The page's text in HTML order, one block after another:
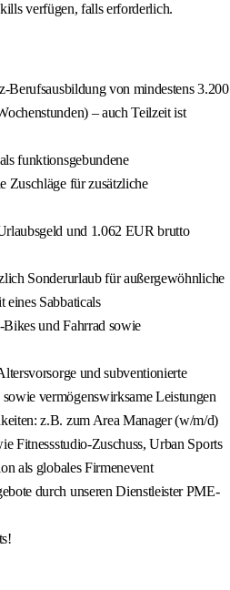
verfügen, falls erforderlich.
Berufsausbildung von mindestens 3.200
– auch Teilzeit ist
funktionsgebundene
Zuschläge für zusätzliche
und 1.062 EUR brutto
Sonderurlaub für außergewöhnliche
Sabbaticals
und Fahrrad sowie
und subventionierte
vermögenswirksame Leistungen
z.B. zum Area Manager (w/m/d)
Fitnessstudio-Zuschuss, Urban Sports
als globales Firmenevent
durch unseren Dienstleister PME-